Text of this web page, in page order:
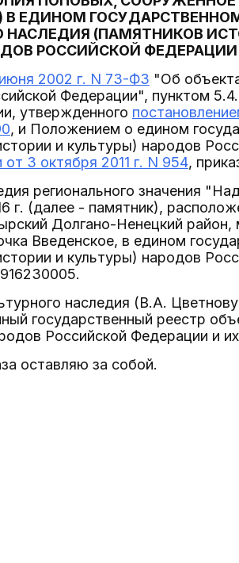
В ЕДИНОМ
НАСЛЕДИЯ (ПАМЯТНИКОВ
РОССИЙСКОЙ ФЕДЕРАЦИИ
2002 г. N 73-ФЗ "Об
Федерации", пунктом
утвержденного
, и Положением о едином
и культуры) народов
3 октября 2011 г. N 954,
регионального значения
г. (далее - памятник),
Долгано-Ненецкий район,
Введенское, в едином
и культуры) народов
наследия (В.А.
государственный реестр
Российской Федерации и
оставляю за собой.